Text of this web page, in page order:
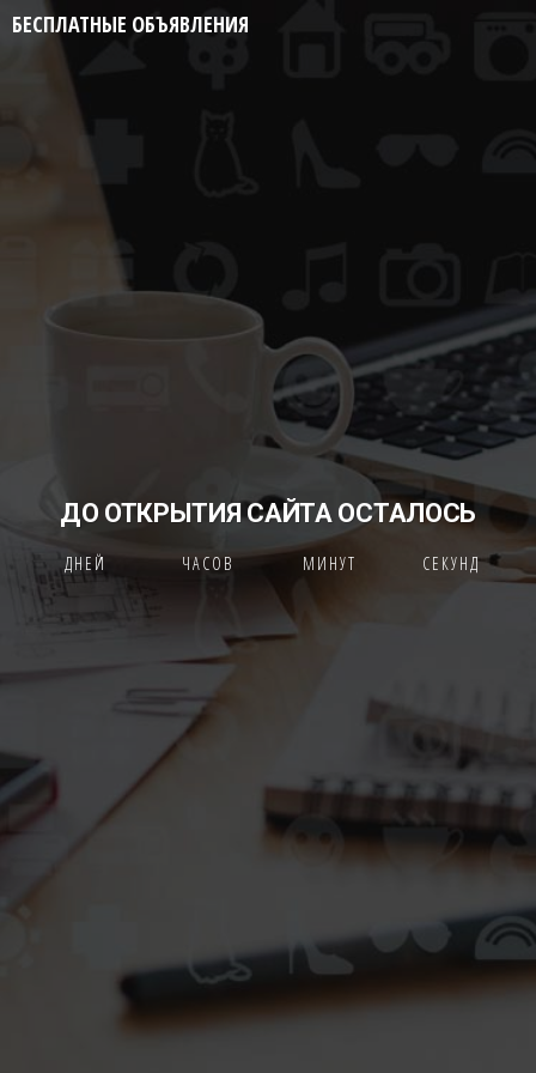
БЕСПЛАТНЫЕ ОБЪЯВЛЕНИЯ
ДО ОТКРЫТИЯ САЙТА ОСТАЛОСЬ
ДНЕЙ ЧАСОВ МИНУТ СЕКУНД